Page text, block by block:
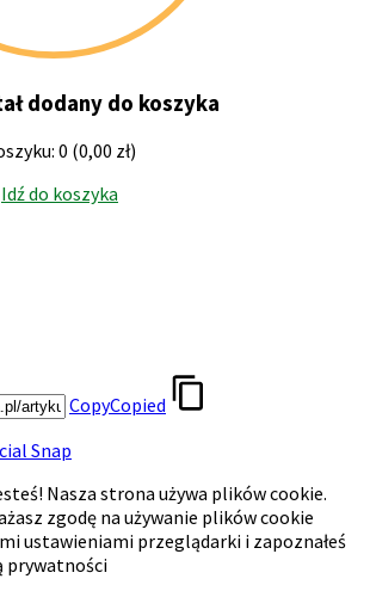
dodany do koszyka
0 (0,00 zł)
Idź do koszyka
CopyCopied
Snap
Nasza strona używa plików cookie.
zgodę na używanie plików cookie
ustawieniami przeglądarki i zapoznałeś
prywatności